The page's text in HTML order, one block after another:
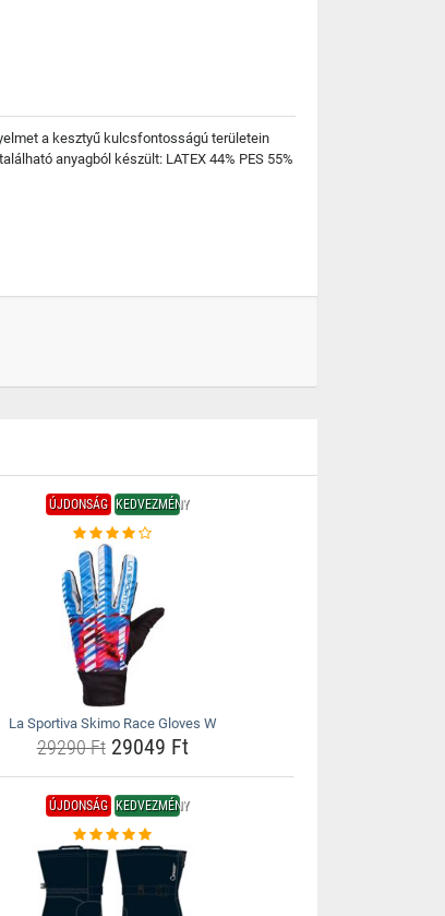
a kesztyű kulcsfontosságú területein
anyagból készült: LATEX 44% PES 55%
ÚJDONSÁG KEDVEZMÉNY
La Sportiva Skimo Race Gloves W
29290 Ft29049 Ft
ÚJDONSÁG KEDVEZMÉNY